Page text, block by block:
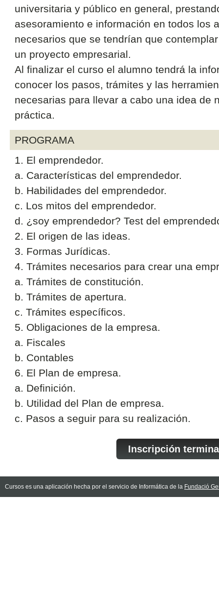
universitaria y público en general,
asesoramiento e información en todos los
necesarios que se tendrían que
un proyecto empresarial.
Al finalizar el curso el alumno tendrá la
conocer los pasos, trámites y las
necesarias para llevar a cabo una idea de
práctica.
PROGRAMA
1. El emprendedor.
a. Características del emprendedor.
b. Habilidades del emprendedor.
c. Los mitos del emprendedor.
d. ¿soy emprendedor? Test del
2. El origen de las ideas.
3. Formas Jurídicas.
4. Trámites necesarios para crear una
a. Trámites de constitución.
b. Trámites de apertura.
c. Trámites específicos.
5. Obligaciones de la empresa.
a. Fiscales
b. Contables
6. El Plan de empresa.
a. Definición.
b. Utilidad del Plan de empresa.
c. Pasos a seguir para su realización.
Inscripción
Cursos es una aplicación hecha por el servicio de Informática de la Fundació